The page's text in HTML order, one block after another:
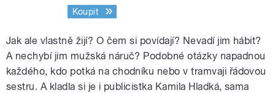
Koupit
Jak ale vlastně žijí? O čem si povídají? Nevadí jim hábit?
A nechybí jim mužská náruč? Podobné otázky napadnou
každého, kdo potká na chodníku nebo v tramvaji řádovou
sestru. A kladla si je i publicistka Kamila Hladká, sama